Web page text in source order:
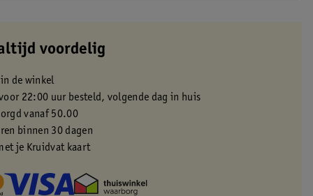
voordelig
de winkel
22:00 uur besteld, volgende dag in huis
vanaf 50.00
binnen 30 dagen
je Kruidvat kaart